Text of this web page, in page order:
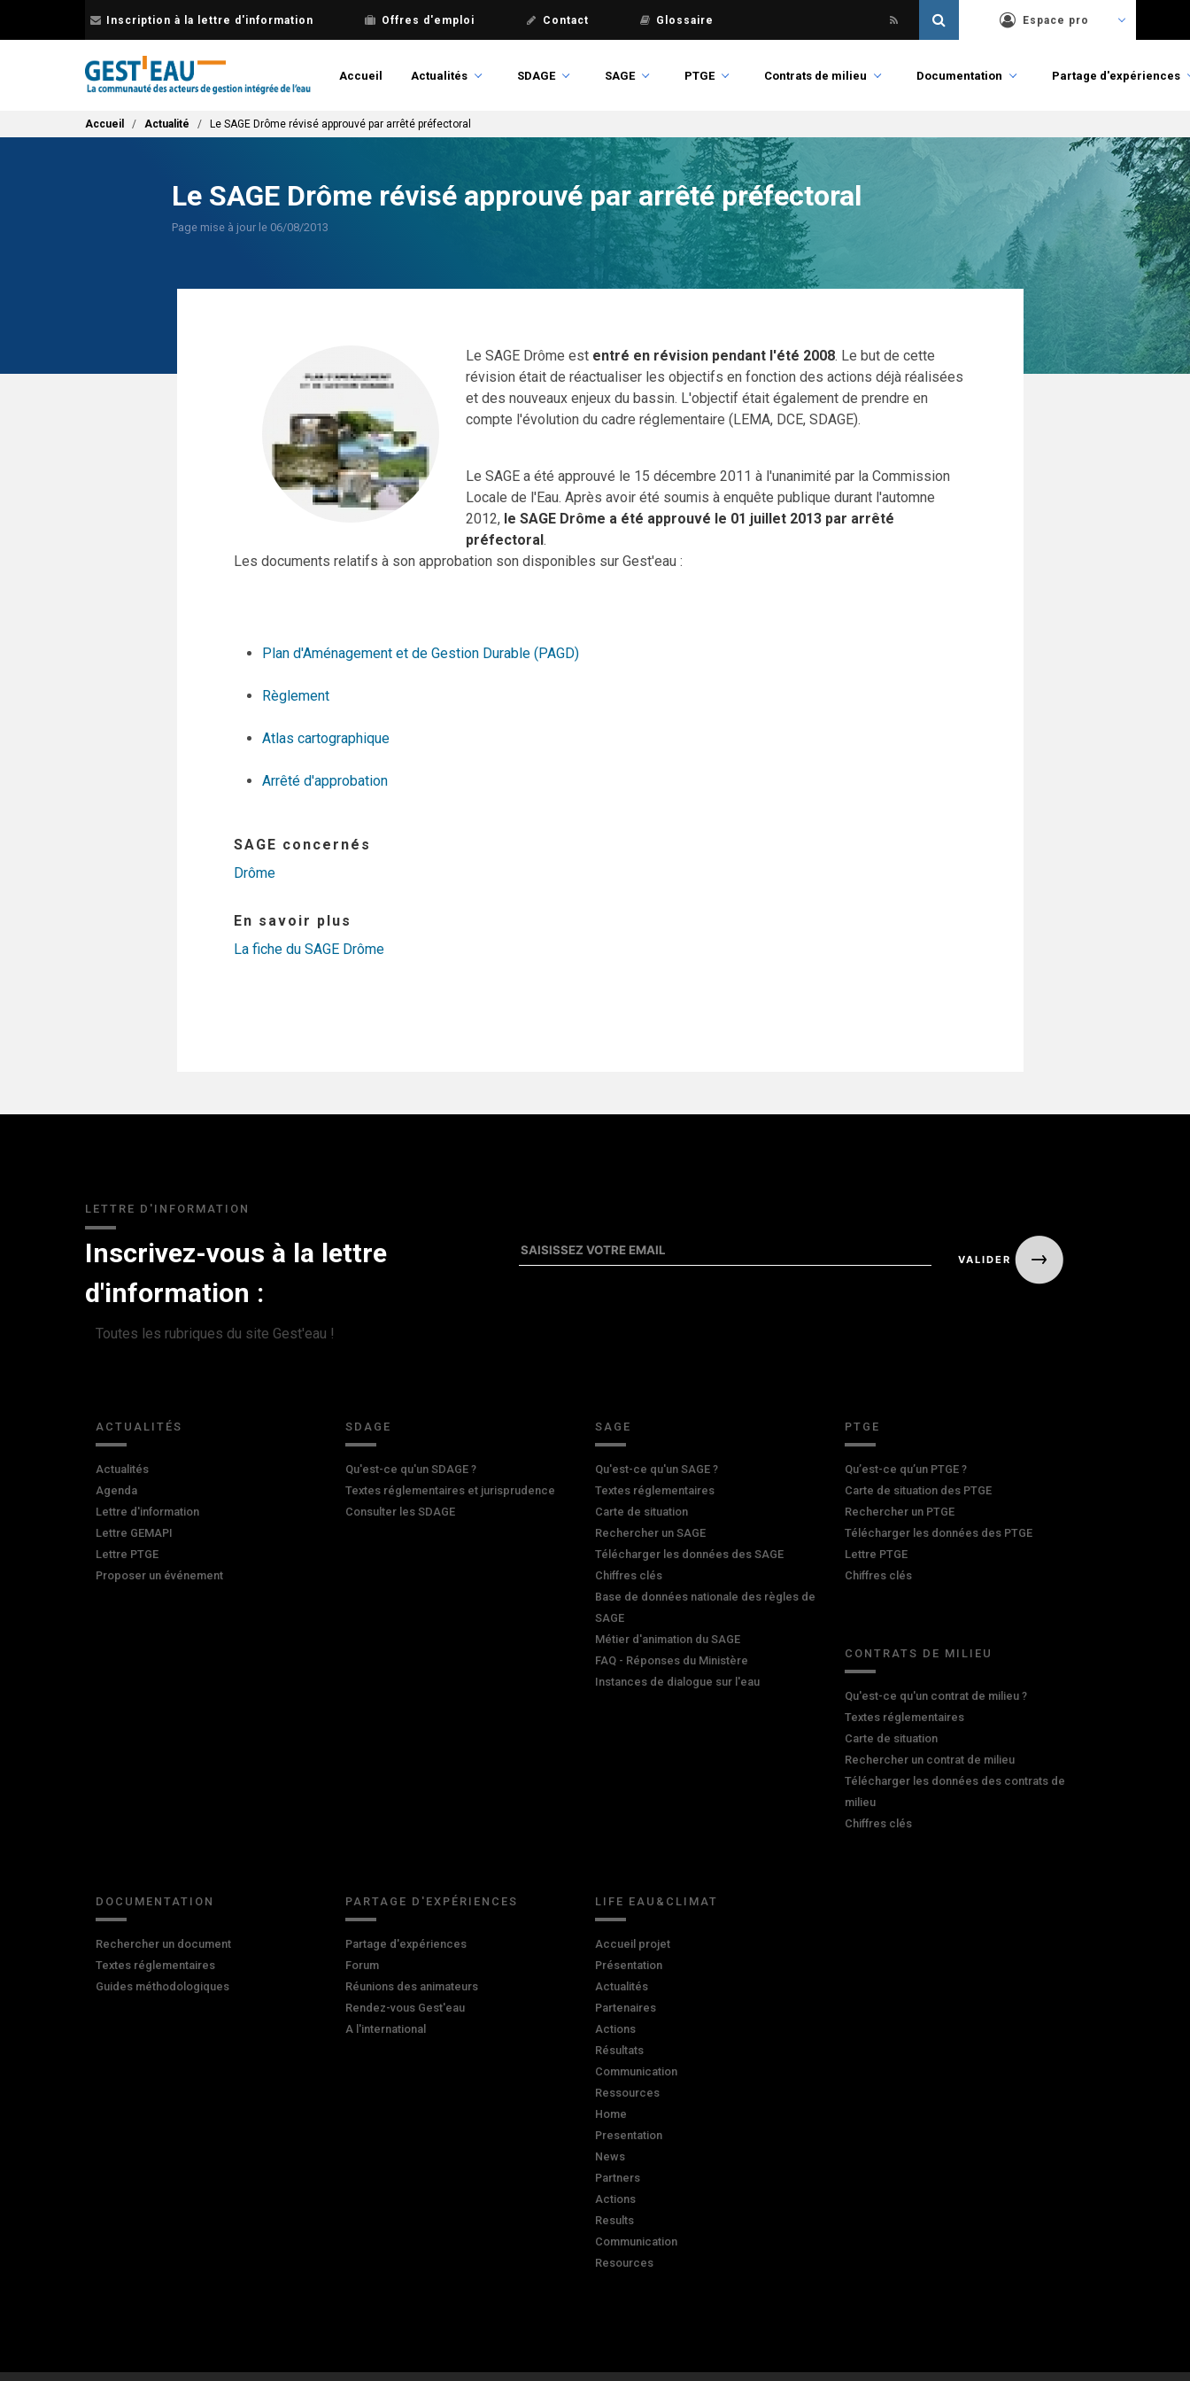
Inscription à la lettre d'information Offres d'emploi Contact Glossaire Espace pro
Accueil Actualités SDAGE SAGE PTGE Contrats de milieu Documentation Partage d'expériences
Fil d'Ariane
Accueil Actualité Le SAGE Drôme révisé approuvé par arrêté préfectoral
Le SAGE Drôme révisé approuvé par arrêté préfectoral
Page mise à jour le 06/08/2013
Le SAGE Drôme est entré en révision pendant l'été 2008. Le but de cette
révision était de réactualiser les objectifs en fonction des actions déjà réalisées
et des nouveaux enjeux du bassin. L'objectif était également de prendre en
compte l'évolution du cadre réglementaire (LEMA, DCE, SDAGE).
Le SAGE a été approuvé le 15 décembre 2011 à l'unanimité par la Commission
Locale de l'Eau. Après avoir été soumis à enquête publique durant l'automne
2012, le SAGE Drôme a été approuvé le 01 juillet 2013 par arrêté
préfectoral.
Les documents relatifs à son approbation son disponibles sur Gest'eau :
Plan d'Aménagement et de Gestion Durable (PAGD)
Règlement
Atlas cartographique
Arrêté d'approbation
SAGE concernés
Drôme
En savoir plus
La fiche du SAGE Drôme
LETTRE D'INFORMATION
Inscrivez-vous à la lettre
d'information :
Toutes les rubriques du site Gest'eau !
ACTUALITÉS
Actualités
Agenda
Lettre d'information
Lettre GEMAPI
Lettre PTGE
Proposer un événement
SDAGE
Qu'est-ce qu'un SDAGE ?
Textes réglementaires et jurisprudence
Consulter les SDAGE
SAGE
Qu'est-ce qu'un SAGE ?
Textes réglementaires
Carte de situation
Rechercher un SAGE
Télécharger les données des SAGE
Chiffres clés
Base de données nationale des règles de
SAGE
Métier d'animation du SAGE
FAQ - Réponses du Ministère
Instances de dialogue sur l'eau
PTGE
Qu’est-ce qu’un PTGE ?
Carte de situation des PTGE
Rechercher un PTGE
Télécharger les données des PTGE
Lettre PTGE
Chiffres clés
CONTRATS DE MILIEU
Qu'est-ce qu'un contrat de milieu ?
Textes réglementaires
Carte de situation
Rechercher un contrat de milieu
Télécharger les données des contrats de
milieu
Chiffres clés
DOCUMENTATION
Rechercher un document
Textes réglementaires
Guides méthodologiques
PARTAGE D'EXPÉRIENCES
Partage d'expériences
Forum
Réunions des animateurs
Rendez-vous Gest'eau
A l'international
LIFE EAU&CLIMAT
Accueil projet
Présentation
Actualités
Partenaires
Actions
Résultats
Communication
Ressources
Home
Presentation
News
Partners
Actions
Results
Communication
Resources